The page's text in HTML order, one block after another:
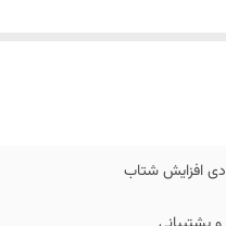
افزایش شتاب